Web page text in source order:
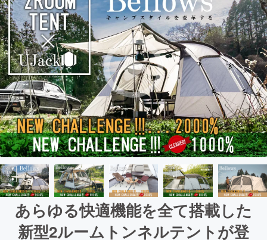
あらゆる快適機能を全て搭載した
新型2ルームトンネルテントが登